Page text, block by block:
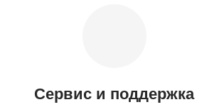
Сервис и поддержка